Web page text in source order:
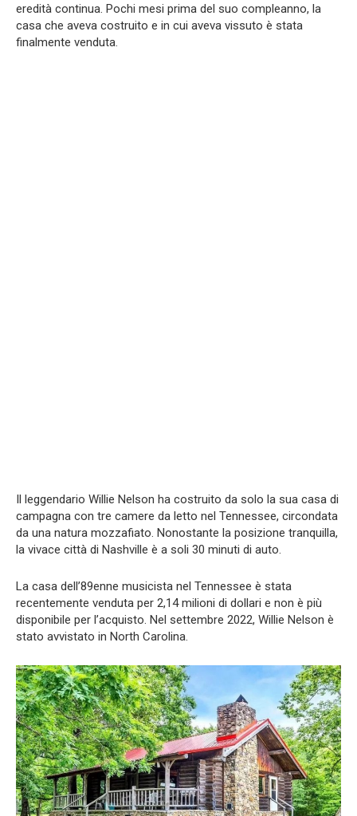
eredità continua. Pochi mesi prima del suo compleanno, la
casa che aveva costruito e in cui aveva vissuto è stata
finalmente venduta.
Il leggendario Willie Nelson ha costruito da solo la sua casa di
campagna con tre camere da letto nel Tennessee, circondata
da una natura mozzafiato. Nonostante la posizione tranquilla,
la vivace città di Nashville è a soli 30 minuti di auto.
La casa dell’89enne musicista nel Tennessee è stata
recentemente venduta per 2,14 milioni di dollari e non è più
disponibile per l’acquisto. Nel settembre 2022, Willie Nelson è
stato avvistato in North Carolina.